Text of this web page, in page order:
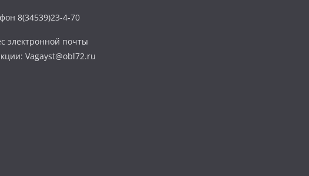
8(34539)23-4-70
электронной почты
Vagayst@obl72.ru